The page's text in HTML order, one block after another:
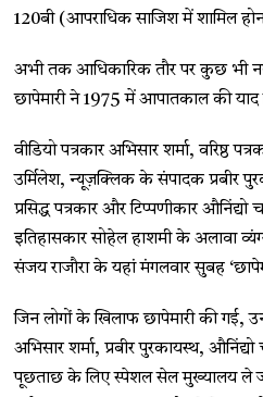
120बी (आपराधिक साजिश में शामिल
अभी तक आधिकारिक तौर पर कुछ भी
छापेमारी ने 1975 में आपातकाल की याद
वीडियो पत्रकार अभिसार शर्मा, वरिष्ठ
उर्मिलेश, न्यूज़क्लिक के संपादक प्रबीर
प्रसिद्ध पत्रकार और टिप्पणीकार औनिंद्यो
इतिहासकार सोहेल हाशमी के अलावा
संजय राजौरा के यहां मंगलवार सुबह
जिन लोगों के खिलाफ छापेमारी की गई,
अभिसार शर्मा, प्रबीर पुरकायस्थ,
पूछताछ के लिए स्पेशल सेल मुख्यालय ले